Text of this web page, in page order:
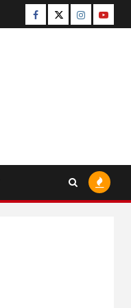
Facebook
TwitterInstagram